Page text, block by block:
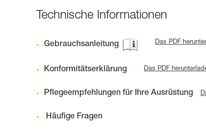
Technische Informationen
Gebrauchsanleitung Das PDF
Konformitätserklärung Das PDF
Pflegeempfehlungen für Ihre Ausrüstung
Häufige Fragen